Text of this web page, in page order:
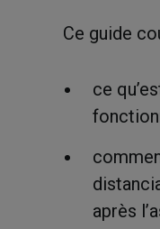
Ce guide
ce
après